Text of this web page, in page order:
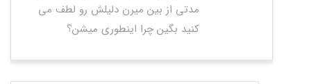
مدتی از بین میرن دلیلش رو لطف می
کنید بگین چرا اینطوری میشن؟